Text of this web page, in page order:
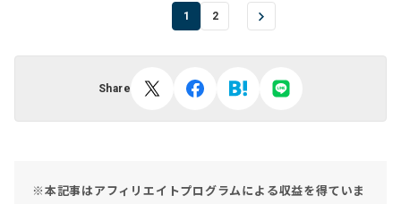
1 2
Share
※本記事はアフィリエイトプログラムによる収益を得ていま